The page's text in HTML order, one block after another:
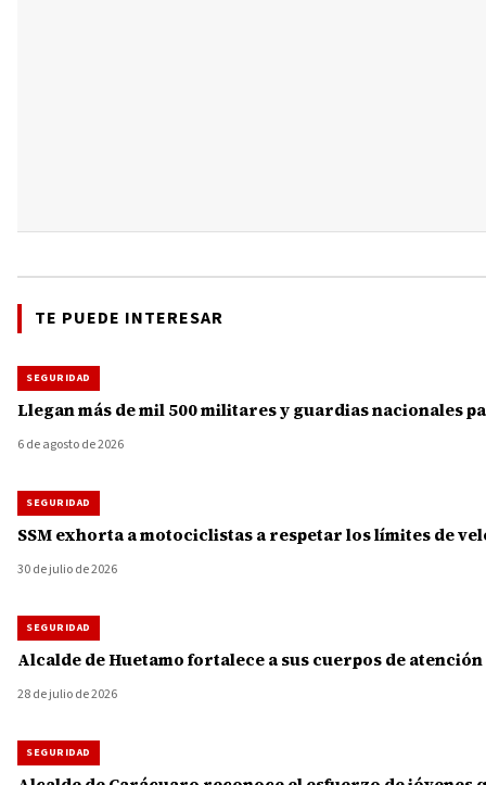
TE PUEDE INTERESAR
SEGURIDAD
Llegan más de mil 500 militares y guardias nacionales
6 de agosto de 2026
SEGURIDAD
SSM exhorta a motociclistas a respetar los límites de
30 de julio de 2026
SEGURIDAD
Alcalde de Huetamo fortalece a sus cuerpos de
28 de julio de 2026
SEGURIDAD